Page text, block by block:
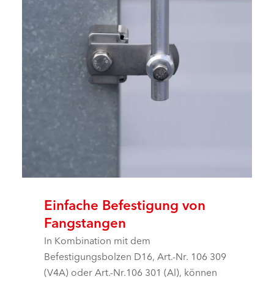
Einfache Befestigung von
Fangstangen
In Kombination mit dem
Befestigungsbolzen D16, Art.-Nr. 106 309
(V4A) oder Art.-Nr.106 301 (Al), können